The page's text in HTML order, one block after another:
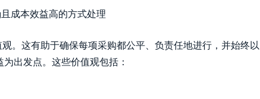
成本效益高的方式处理
。这有助于确保每项采购都公平、负责任地进行，并始终以
出发点。这些价值观包括：